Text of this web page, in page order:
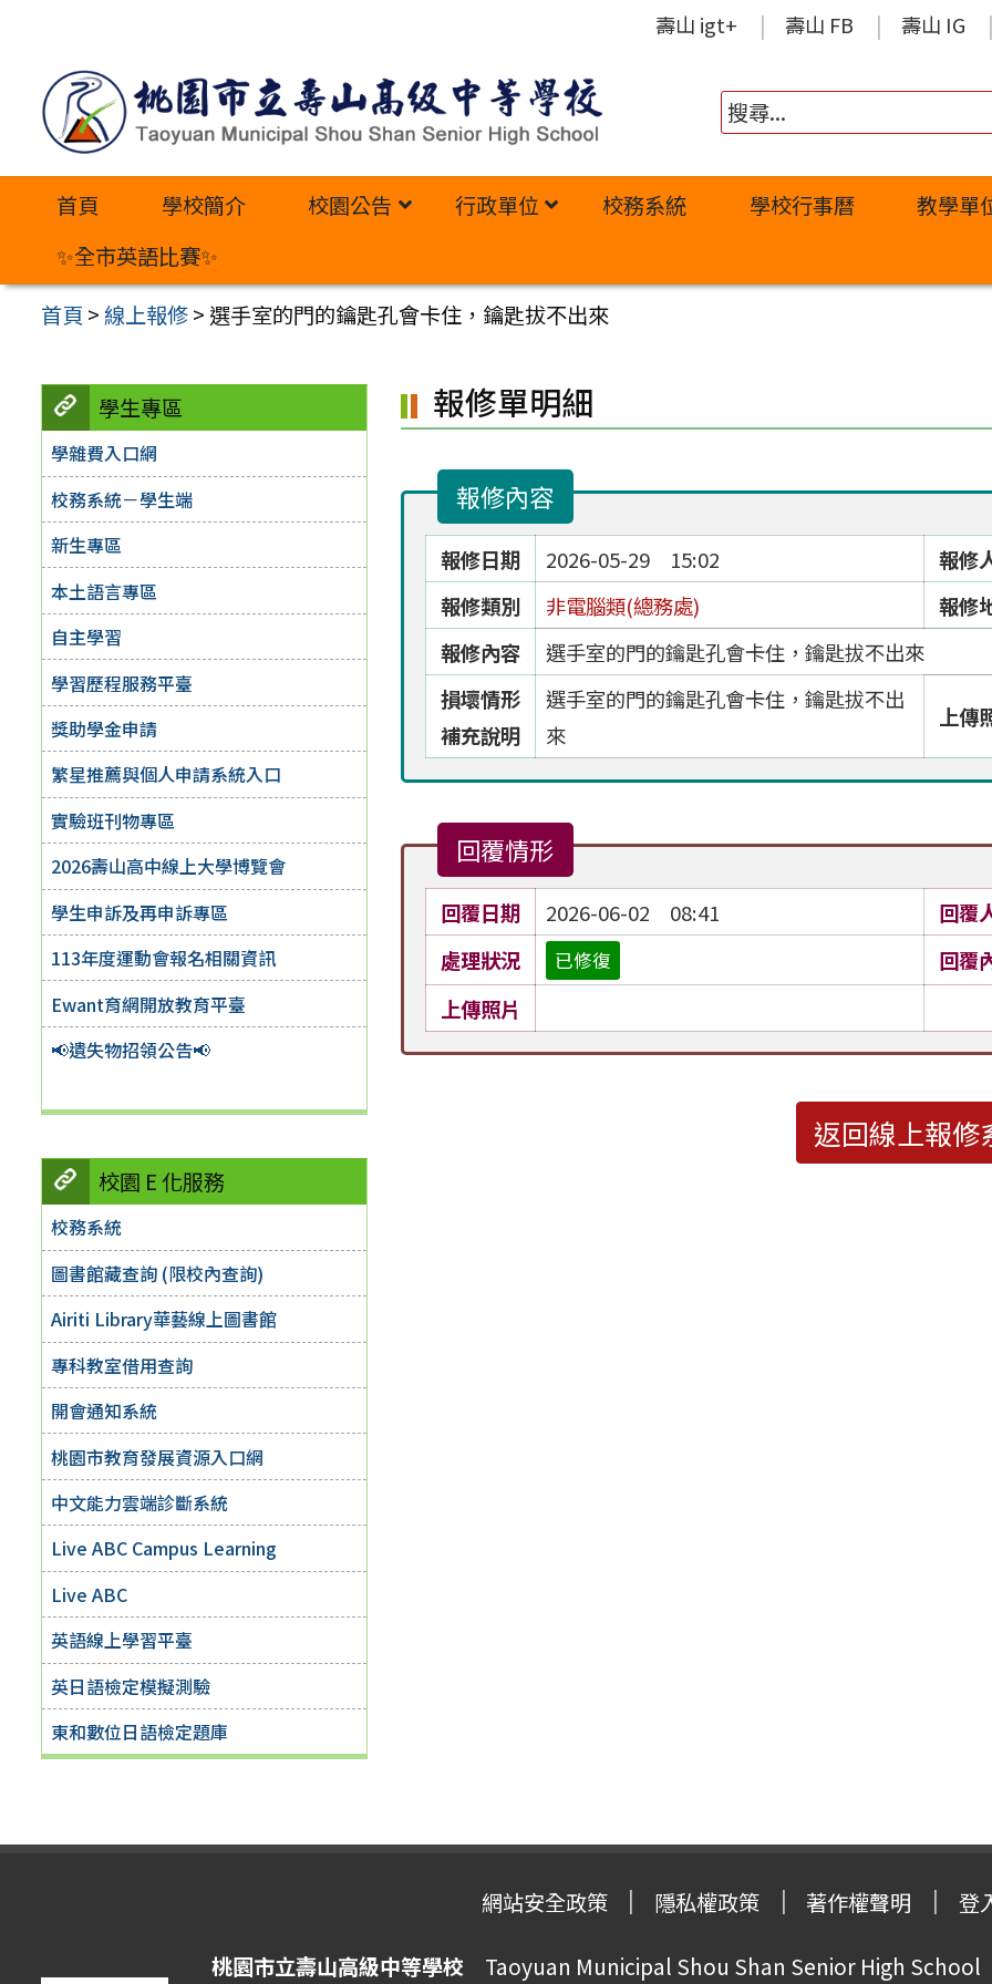
內
壽山 igt+ 壽山 FB 壽山 IG
首頁 學校簡介 校園公告 行政單位 校務系統 學校行事曆
教學單
✨全市英語比賽✨
首頁 >線上報修> 選手室的門的鑰匙孔會卡住，鑰匙拔不出來
學生專區
學雜費入口網
校務系統－學生端
新生專區
本土語言專區
自主學習
學習歷程服務平臺
獎助學金申請
繁星推薦與個人申請系統入口
實驗班刊物專區
2026壽山高中線上大學博覽會
學生申訴及再申訴專區
113年度運動會報名相關資訊
Ewant育網開放教育平臺
📢遺失物招領公告📢
校園 E 化服務
校務系統
圖書館藏查詢 (限校內查詢)
Airiti Library華藝線上圖書館
專科教室借用查詢
開會通知系統
桃園市教育發展資源入口網
中文能力雲端診斷系統
Live ABC Campus Learning
Live ABC
英語線上學習平臺
英日語檢定模擬測驗
東和數位日語檢定題庫
報修單明細
報修內容
報修日期 2026-05-29 15:02
報修
報修類別
非電腦類(總務處)
報修
報修內容
選手室的門的鑰匙孔會卡住，鑰匙拔不出來
損壞情形
補充說明
選手室的門的鑰匙孔會卡住，鑰匙拔不出
來
上傳
回覆情形
回覆日期 2026-06-02 08:41
回覆
處理狀況
已修復
回覆
上傳照片
返回線上報修
網站安全政策 隱私權政策 著作權聲明 登
桃園市立壽山高級中等學校 Taoyuan Municipal Shou Shan Senior High School